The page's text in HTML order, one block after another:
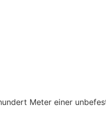
Meter einer